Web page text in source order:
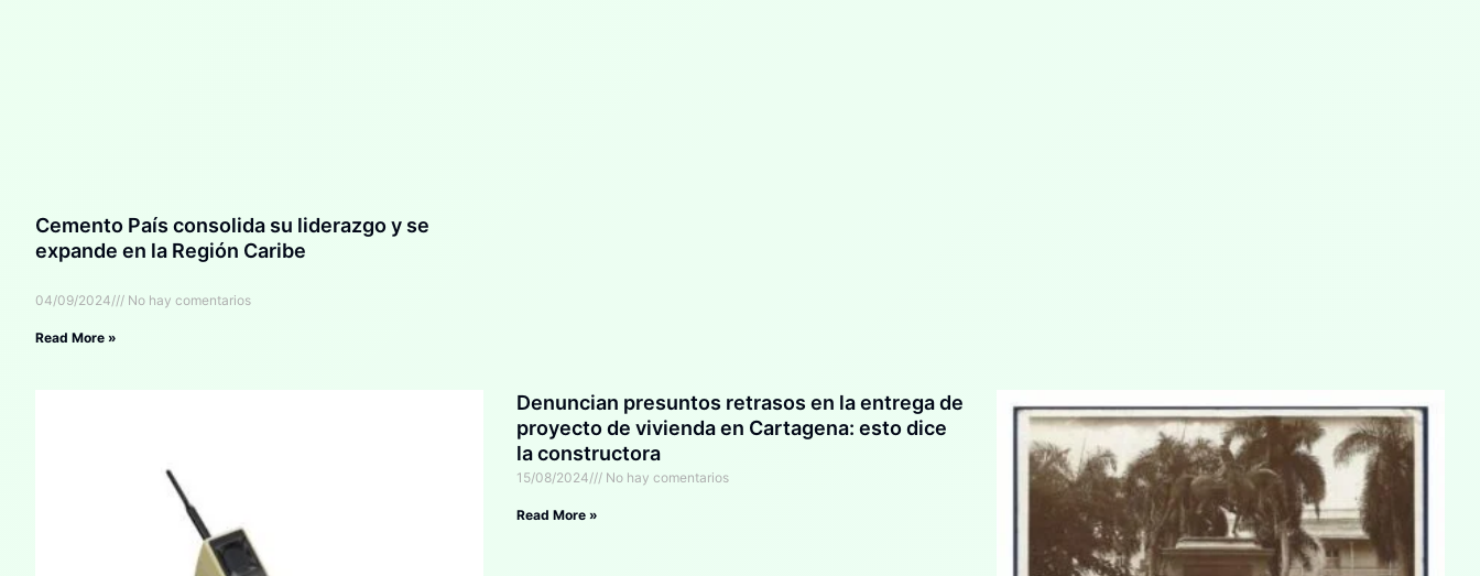
Cemento País consolida su liderazgo y se
expande en la Región Caribe
04/09/2024 No hay comentarios
Read More »
Denuncian presuntos retrasos en la entrega de
proyecto de vivienda en Cartagena: esto dice
la constructora
15/08/2024 No hay comentarios
Read More »